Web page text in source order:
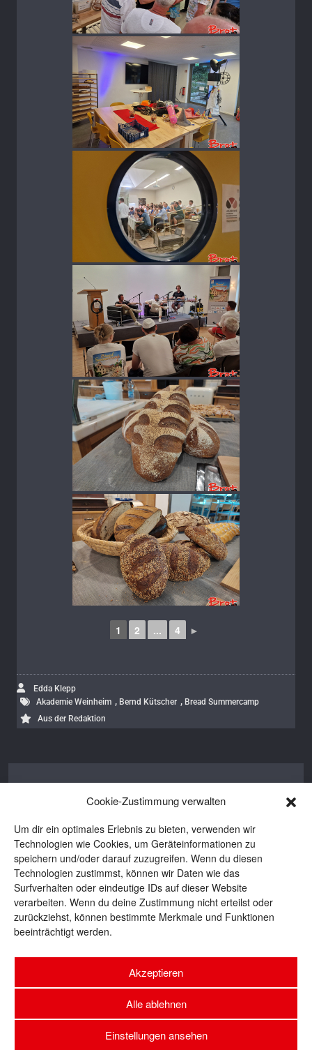
Cookie-Zustimmung verwalten
Um dir ein optimales Erlebnis zu bieten, verwenden wir
Technologien wie Cookies, um Geräteinformationen zu
speichern und/oder darauf zuzugreifen. Wenn du diesen
Technologien zustimmst, können wir Daten wie das
Surfverhalten oder eindeutige IDs auf dieser Website
verarbeiten. Wenn du deine Zustimmung nicht erteilst oder
zurückziehst, können bestimmte Merkmale und Funktionen
beeinträchtigt werden.
Akzeptieren
Alle ablehnen
Einstellungen ansehen
1 2 ... 4 ►
Edda Klepp
Akademie Weinheim , Bernd Kütscher , Bread Summercamp
Aus der Redaktion
Seit 2016 bewegt sie sich in der
backenden Branche und ist auch privat
eine begeisterte Brotbäckerin. Wenn sie
nicht gerade schreibt oder Teige knetet,
ist sie häufig unterwegs zu Reportagen
und Konferenzen oder lässt die Seele
baumeln bei einem guten Buch und einer